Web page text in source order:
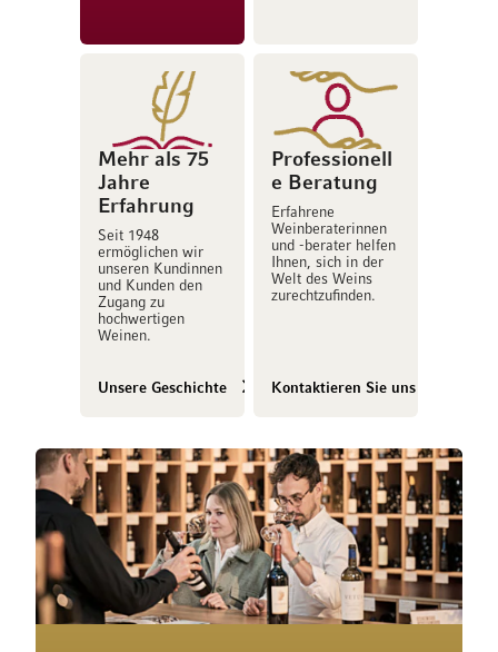
Mehr als 75
Jahre
Erfahrung
Seit 1948
ermöglichen wir
unseren Kundinnen
und Kunden den
Zugang zu
hochwertigen
Weinen.
Unsere Geschichte
Professionell
e Beratung
Erfahrene
Weinberaterinnen
und -berater helfen
Ihnen, sich in der
Welt des Weins
zurechtzufinden.
Kontaktieren Sie uns